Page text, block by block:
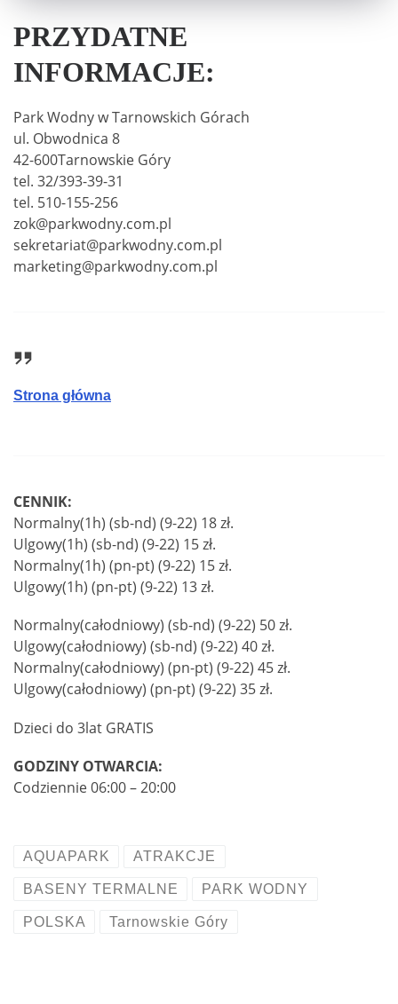
PRZYDATNE
INFORMACJE:
Park Wodny w Tarnowskich Górach
ul. Obwodnica 8
42-600Tarnowskie Góry
tel. 32/393-39-31
tel. 510-155-256
zok@parkwodny.com.pl
sekretariat@parkwodny.com.pl
marketing@parkwodny.com.pl
Strona główna
CENNIK:
Normalny(1h) (sb-nd) (9-22) 18 zł.
Ulgowy(1h) (sb-nd) (9-22) 15 zł.
Normalny(1h) (pn-pt) (9-22) 15 zł.
Ulgowy(1h) (pn-pt) (9-22) 13 zł.
Normalny(całodniowy) (sb-nd) (9-22) 50 zł.
Ulgowy(całodniowy) (sb-nd) (9-22) 40 zł.
Normalny(całodniowy) (pn-pt) (9-22) 45 zł.
Ulgowy(całodniowy) (pn-pt) (9-22) 35 zł.
Dzieci do 3lat GRATIS
GODZINY OTWARCIA:
Codziennie 06:00 – 20:00
AQUAPARK ATRAKCJE
BASENY TERMALNE PARK WODNY
POLSKA Tarnowskie Góry